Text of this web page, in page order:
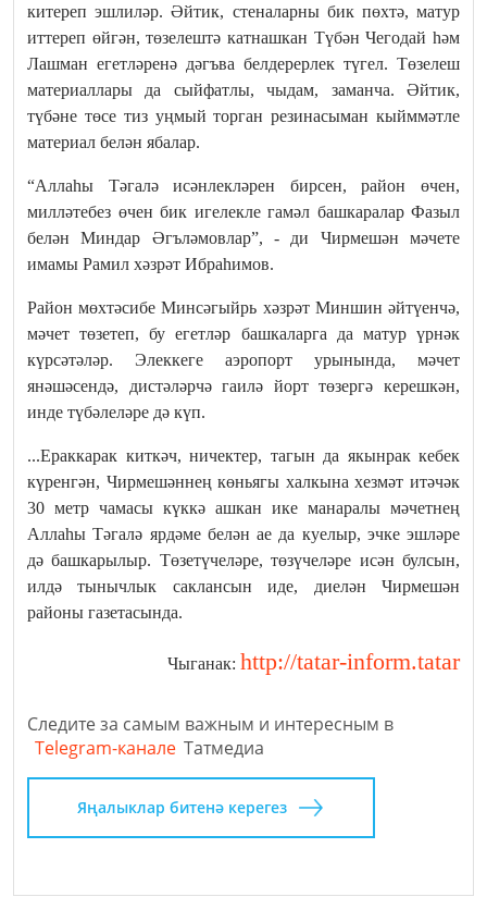
китереп эшлиләр. Әйтик, стеналарны бик пөхтә, матур
иттереп өйгән, төзелештә катнашкан Түбән Чегодай һәм
Лашман егетләренә дәгъва белдерерлек түгел. Төзелеш
материаллары да сыйфатлы, чыдам, заманча. Әйтик,
түбәне төсе тиз уңмый торган резинасыман кыйммәтле
материал белән ябалар.
“Аллаһы Тәгалә исәнлекләрен бирсен, район өчен,
милләтебез өчен бик игелекле гамәл башкаралар Фазыл
белән Миндар Әгъләмовлар”, - ди Чирмешән мәчете
имамы Рамил хәзрәт Ибраһимов.
Район мөхтәсибе Минсәгыйрь хәзрәт Миншин әйтүенчә,
мәчет төзетеп, бу егетләр башкаларга да матур үрнәк
күрсәтәләр. Элеккеге аэропорт урынында, мәчет
янәшәсендә, дистәләрчә гаилә йорт төзергә керешкән,
инде түбәлеләре дә күп.
...Ераккарак киткәч, ничектер, тагын да якынрак кебек
күренгән, Чирмешәннең көньягы халкына хезмәт итәчәк
30 метр чамасы күккә ашкан ике манаралы мәчетнең
Аллаһы Тәгалә ярдәме белән ае да куелыр, эчке эшләре
дә башкарылыр. Төзетүчеләре, төзүчеләре исән булсын,
илдә тынычлык саклансын иде, диелән Чирмешән
районы газетасында.
Чыганак: http://tatar-inform.tatar
Следите за самым важным и интересным в
Telegram-канале Татмедиа
Яңалыклар битенә керегез